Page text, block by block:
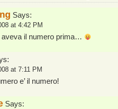
Says:
at 4:42 PM
aveva il numero prima…
at 7:11 PM
e’ il numero!
Says: